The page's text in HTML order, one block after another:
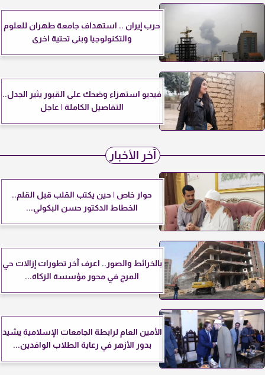
حرب إيران .. استهداف جامعة طهران للعلوم
والتكنولوجيا وبنى تحتية اخرى
فيديو استهزاء وضحك على القبور يثير الجدل..
التفاصيل الكاملة | عاجل
آخر الأخبار
حوار خاص | حين يكتب القلب قبل القلم..
الخطاط الدكتور حسن البكولي...
بالخرائط والصور.. اعرف آخر تطورات إزالات حي
المرج في محور مؤسسة الزكاة...
الأمين العام لرابطة الجامعات الإسلامية يشيد
بدور الأزهر في رعاية الطلاب الوافدين...